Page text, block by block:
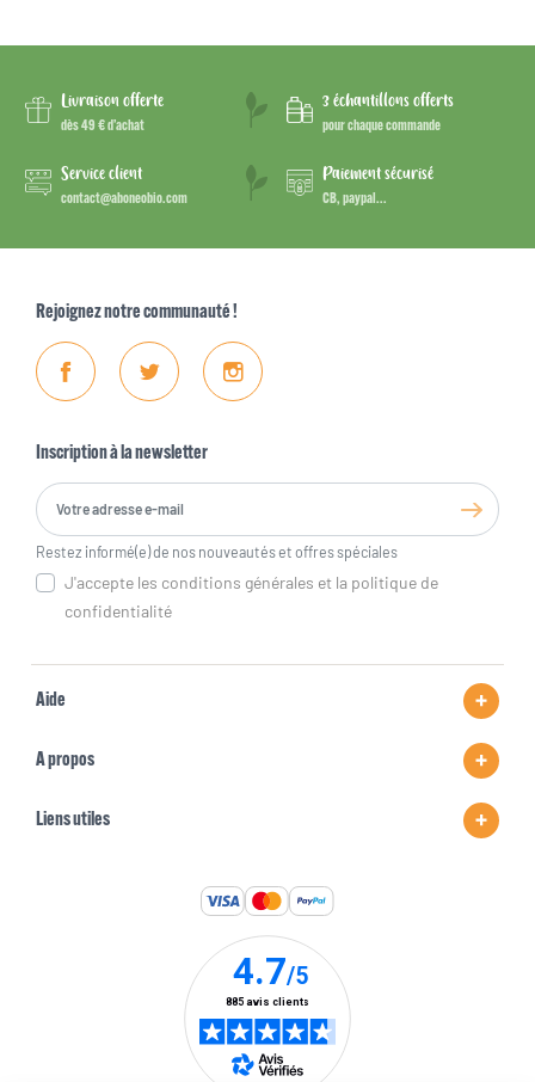
Livraison offerte
dès 49 € d’achat
3 échantillons offerts
pour chaque commande
Service client
contact@aboneobio.com
Paiement sécurisé
CB, paypal...
Rejoignez notre communauté !
FacebookTwitter Instagram
Inscription à la newsletter
Restez informé(e) de nos nouveautés et offres spéciales
J'accepte les conditions générales et la politique de
confidentialité
Aide
A propos
Liens utiles